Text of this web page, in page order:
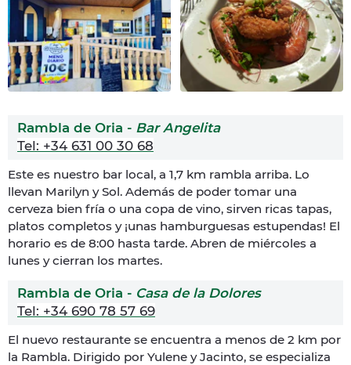
Rambla de Oria - Bar Angelita
Tel: +34 631 00 30 68
Este es nuestro bar local, a 1,7 km rambla arriba. Lo
llevan Marilyn y Sol. Además de poder tomar una
cerveza bien fría o una copa de vino, sirven ricas tapas,
platos completos y ¡unas hamburguesas estupendas! El
horario es de 8:00 hasta tarde. Abren de miércoles a
lunes y cierran los martes.
Rambla de Oria - Casa de la Dolores
Tel: +34 690 78 57 69
El nuevo restaurante se encuentra a menos de 2 km por
la Rambla. Dirigido por Yulene y Jacinto, se especializa